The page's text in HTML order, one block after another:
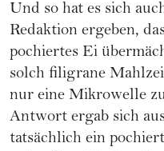
Und so hat es sich
Redaktion ergeben,
pochiertes Ei
solch filigrane
nur eine Mikrowelle
Antwort ergab sich
tatsächlich ein